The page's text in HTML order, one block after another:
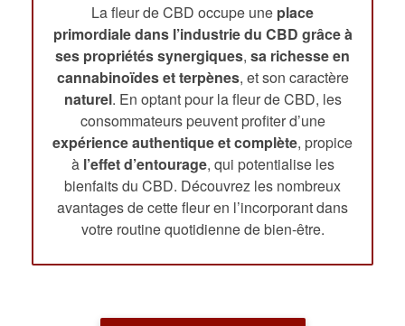
La fleur de CBD occupe une place
primordiale dans l’industrie du CBD grâce à
ses propriétés synergiques, sa richesse en
cannabinoïdeset terpènes, et son caractère
naturel. En optant pour la fleur de CBD, les
consommateurs peuvent profiter d’une
expérience authentique et complète, propice
à l’effet d’entourage, qui potentialise les
bienfaits du CBD. Découvrez les nombreux
avantages de cette fleur en l’incorporant dans
votre routine quotidienne de bien-être.